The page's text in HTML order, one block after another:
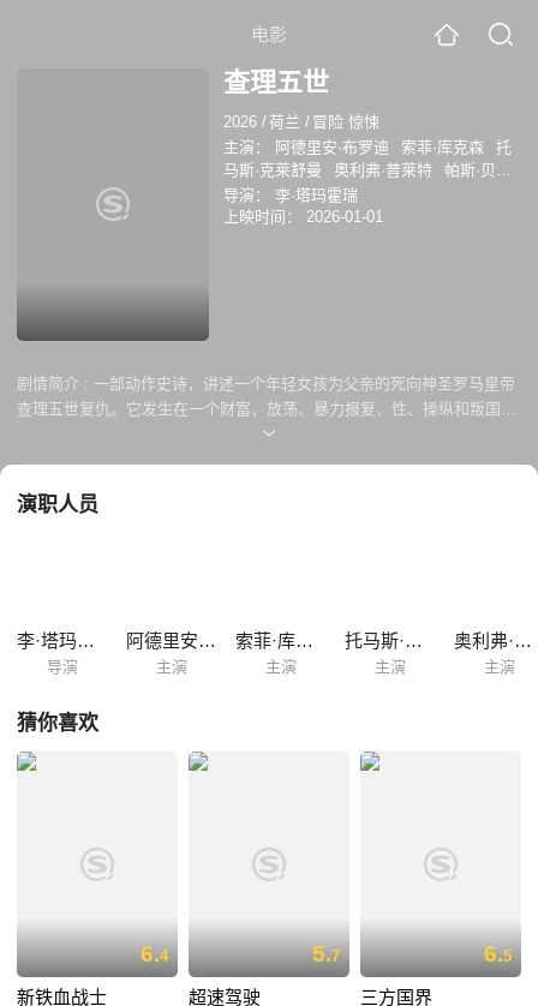
电影
查理五世
2026 /荷兰 / 冒险 惊悚
主演：
阿德里安·布罗迪 索菲·库克森
托
马斯·克莱舒曼
奥利弗·普莱特
帕斯·贝加
鲁格·豪尔
比尔·斯卡斯加德
托西
戈兹·奥托 汤姆·霍夫曼
导演：
李·塔玛霍瑞
上映时间：
2026-01-01
剧情简介 : 一部动作史诗，讲述一个年轻女孩为父亲的死向神圣罗马皇帝
查理五世复仇。它发生在一个财富、放荡、暴力报复、性、操纵和叛国的
演职人员
李·塔玛霍瑞
导演
阿德里安·布罗迪
主演
索菲·库克森
主演
托马斯·克莱舒曼
主演
奥利弗·普莱特
主演
猜你喜欢
6.4
新铁血战士
5.7
超速驾驶
6.5
三方国界